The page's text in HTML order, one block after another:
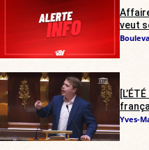
veut
Yves-